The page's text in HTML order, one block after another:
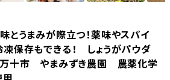
とうまみが際立つ！薬味やスパイ
凍保存もできる！ しょうがパウダ
十市 やまみずき農園 農薬化学